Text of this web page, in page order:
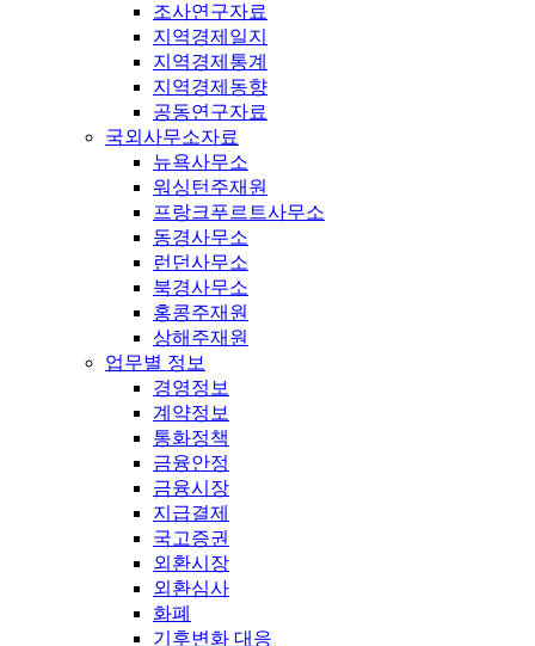
조사연구자료
지역경제일지
지역경제통계
지역경제동향
공동연구자료
국외사무소자료
뉴욕사무소
워싱턴주재원
프랑크푸르트사무소
동경사무소
런던사무소
북경사무소
홍콩주재원
상해주재원
업무별 정보
경영정보
계약정보
통화정책
금융안정
금융시장
지급결제
국고증권
외환시장
외환심사
화폐
기후변화 대응